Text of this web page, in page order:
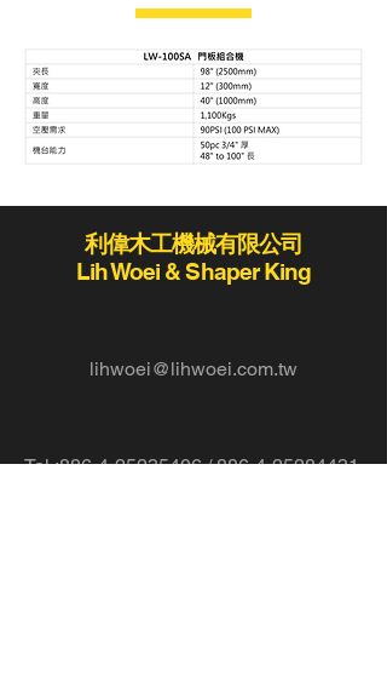
利偉木工機械有限公司
Lih Woei & Shaper King
lihwoei@lihwoei.com.tw
Tel :886-4-25235406/886-4-25284431